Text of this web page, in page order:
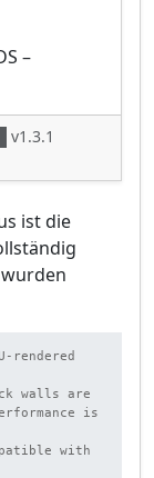
–
v1.3.1
ist die
rendered
walls are
is
with